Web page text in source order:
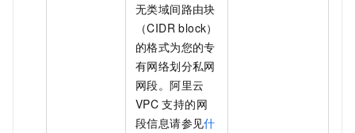
无类域间路由块
（CIDR block）
的格式为您的专
有网络划分私网
网段。阿里云
VPC 支持的网
段信息请参见什